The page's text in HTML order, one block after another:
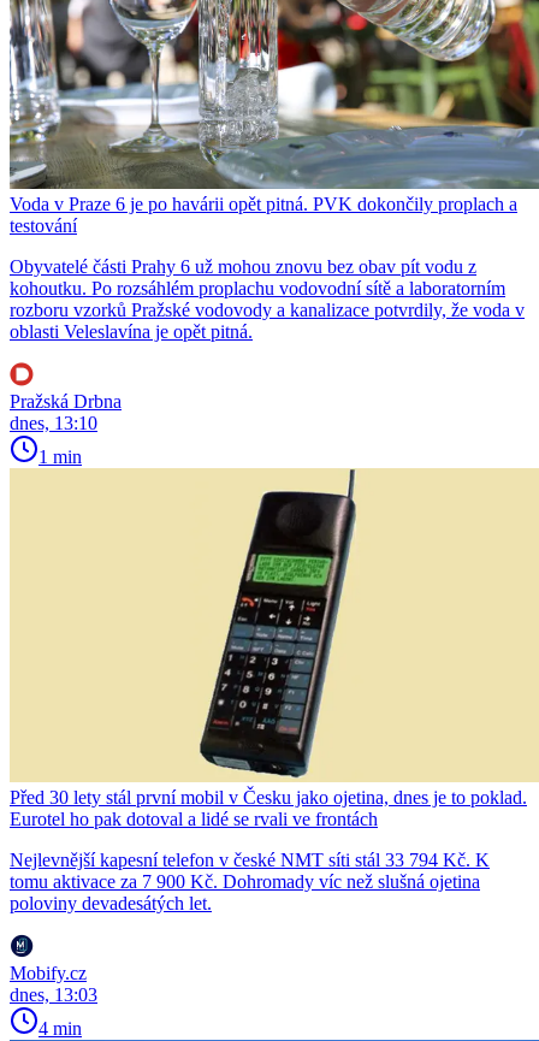
Voda v Praze 6 je po havárii opět pitná. PVK dokončily proplach a
testování
Obyvatelé části Prahy 6 už mohou znovu bez obav pít vodu z
kohoutku. Po rozsáhlém proplachu vodovodní sítě a laboratorním
rozboru vzorků Pražské vodovody a kanalizace potvrdily, že voda v
oblasti Veleslavína je opět pitná.
Pražská Drbna
dnes, 13:10
1 min
Před 30 lety stál první mobil v Česku jako ojetina, dnes je to poklad.
Eurotel ho pak dotoval a lidé se rvali ve frontách
Nejlevnější kapesní telefon v české NMT síti stál 33 794 Kč. K
tomu aktivace za 7 900 Kč. Dohromady víc než slušná ojetina
poloviny devadesátých let.
Mobify.cz
dnes, 13:03
4 min